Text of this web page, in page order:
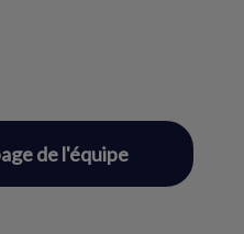
de l'équipe